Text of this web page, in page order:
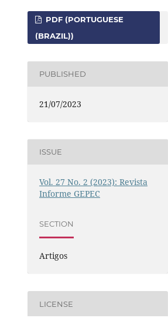
PDF (PORTUGUESE
(BRAZIL))
PUBLISHED
21/07/2023
ISSUE
Vol. 27 No. 2 (2023): Revista
Informe GEPEC
SECTION
Artigos
LICENSE